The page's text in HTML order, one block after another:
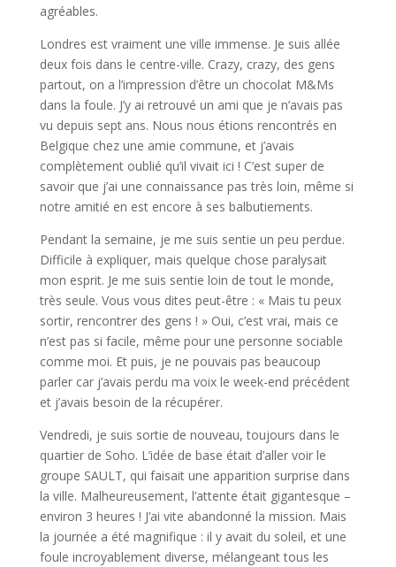
agréables.
Londres est vraiment une ville immense. Je suis allée
deux fois dans le centre-ville. Crazy, crazy, des gens
partout, on a l’impression d’être un chocolat M&Ms
dans la foule. J’y ai retrouvé un ami que je n’avais pas
vu depuis sept ans. Nous nous étions rencontrés en
Belgique chez une amie commune, et j’avais
complètement oublié qu’il vivait ici ! C’est super de
savoir que j’ai une connaissance pas très loin, même si
notre amitié en est encore à ses balbutiements.
Pendant la semaine, je me suis sentie un peu perdue.
Difficile à expliquer, mais quelque chose paralysait
mon esprit. Je me suis sentie loin de tout le monde,
très seule. Vous vous dites peut-être : « Mais tu peux
sortir, rencontrer des gens ! » Oui, c’est vrai, mais ce
n’est pas si facile, même pour une personne sociable
comme moi. Et puis, je ne pouvais pas beaucoup
parler car j’avais perdu ma voix le week-end précédent
et j’avais besoin de la récupérer.
Vendredi, je suis sortie de nouveau, toujours dans le
quartier de Soho. L’idée de base était d’aller voir le
groupe SAULT, qui faisait une apparition surprise dans
la ville. Malheureusement, l’attente était gigantesque –
environ 3 heures ! J’ai vite abandonné la mission. Mais
la journée a été magnifique : il y avait du soleil, et une
foule incroyablement diverse, mélangeant tous les